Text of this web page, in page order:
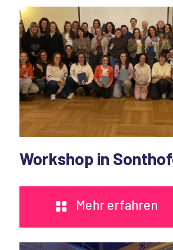
Workshop in
Mehr erfahren